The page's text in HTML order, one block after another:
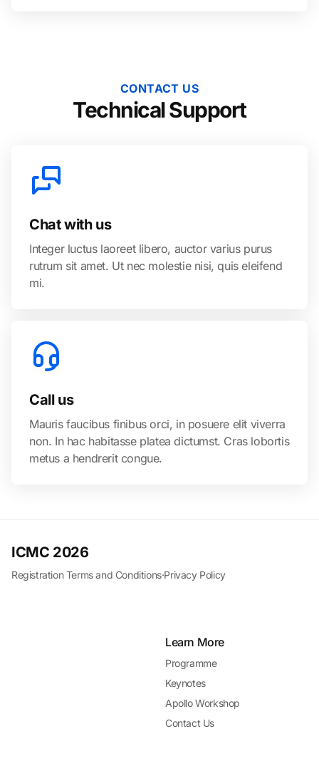
CONTACT US
Technical Support
Chat with us
Integer luctus laoreet libero, auctor varius purus
rutrum sit amet. Ut nec molestie nisi, quis eleifend
mi.
Call us
Mauris faucibus finibus orci, in posuere elit viverra
non. In hac habitasse platea dictumst. Cras lobortis
metus a hendrerit congue.
ICMC 2026
Registration Terms and Conditions·Privacy Policy
Learn More
Programme
Keynotes
Apollo Workshop
Contact Us